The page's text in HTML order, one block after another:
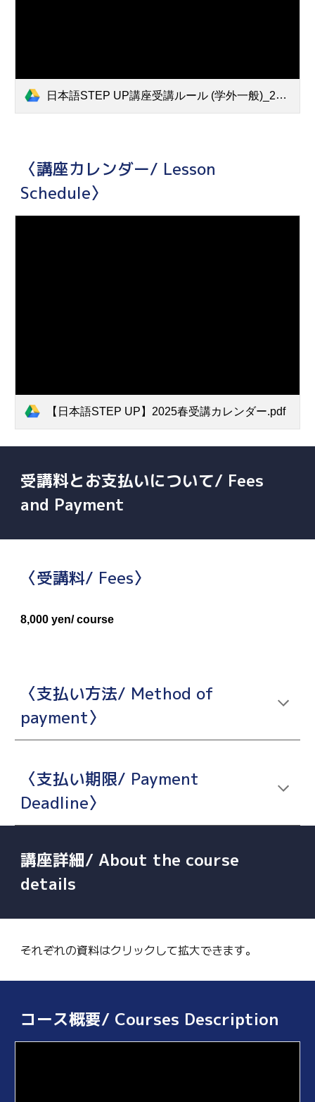
日本語STEP UP講座受講ルール (学外一般)_20250401更新.pdf
〈講座カレンダー/ Lesson
Schedule〉
【日本語STEP UP】2025春受講カレンダー.pdf
受講料とお支払いについて/ Fees
and Payment
〈受講料/ Fees〉
8,000 yen/course
〈支払い方法/ Method of
payment〉
〈支払い期限/ Payment
Deadline〉
講座詳細/ About the course
details
それぞれの資料はクリックして拡大できます。
コース概要/ Courses Description